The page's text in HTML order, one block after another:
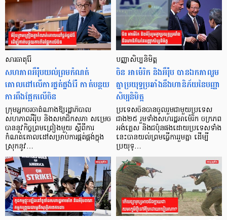
សារធាតុរ៉ែ
សហភាពអឺរ៉ុបយល់ព្រមកំណត់
គោលដៅលើការផ្គត់ផ្គង់រ៉ែ កាត់បន្ថយ
ការពឹងផ្អែកលើចិន
ក្រុមអ្នកចរចាតំណាងឱ្យរដ្ឋាភិបាល
សហភាពអឺរ៉ុប និងសមាជិកសភា សម្រេច
បាននូវកិច្ចព្រមព្រៀងមួយ ស្ដីពីការ
កំណត់គោលដៅសម្រាប់ការផ្គត់ផ្គង់ក្នុង
ស្រុកនូវ…
បញ្ញាសិប្បនិមិត្ត
ចិន អាម៉េរិក និងអឺរ៉ុប បានឯកភាពរួម
គ្នាប្រយុទ្ធប្រឆាំងនឹងហានិភ័យនៃបញ្ញា
សិប្បនិមិត្ត
ប្រទេសចិនបានចូលរួមជាមួយប្រទេស
ជាង២៥ រួមទាំងសហរដ្ឋអាម៉េរិក ចក្រភព
អង់គ្លេស និងជប៉ុនផងដោយប្រទេសទាំង
នេះបានយល់ព្រមធ្វើការរួមគ្នា ដើម្បី
ប្រយុទ្…